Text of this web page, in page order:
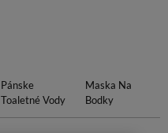
Pánske
Toaletné Vody
Maska Na
Bodky